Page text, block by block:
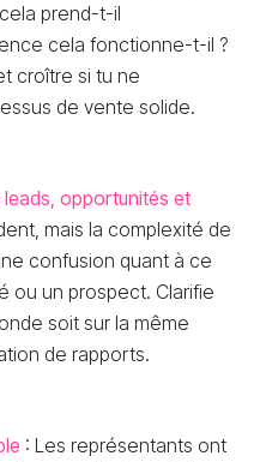
prend-t-il
cela fonctionne-t-il ?
croître si tu ne
de vente solide.
opportunités et
mais la complexité de
confusion quant à ce
ou un prospect. Clarifie
soit sur la même
de rapports.
: Les représentants ont